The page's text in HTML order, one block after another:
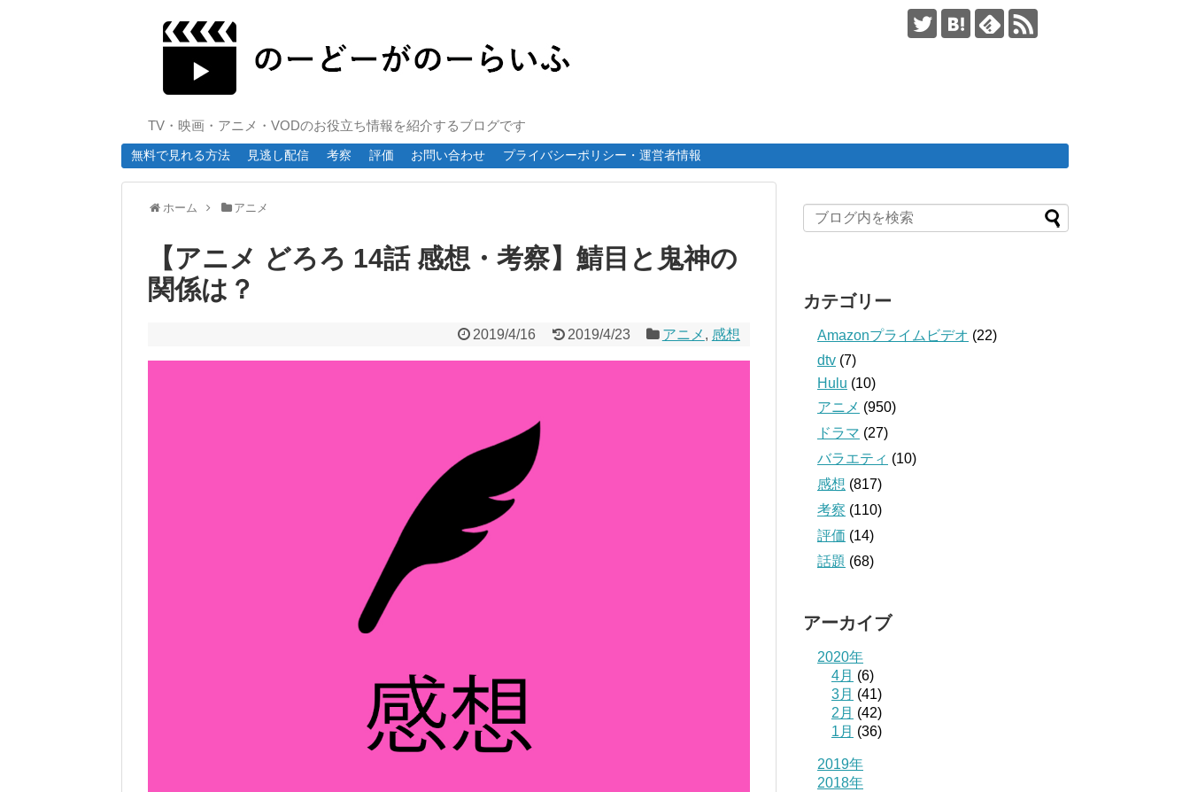
TV・映画・アニメ・VODのお役立ち情報を紹介するブログです
無料で見れる方法 見逃し配信 考察 評価 お問い合わせ プライバシーポリシー・運営者情報
ホーム アニメ
【アニメ どろろ 14話 感想・考察】鯖目と鬼神の
関係は？
2019/4/16 2019/4/23 アニメ , 感想
カテゴリー
Amazonプライムビデオ (22)
dtv (7)
Hulu (10)
アニメ (950)
ドラマ (27)
バラエティ (10)
感想 (817)
考察 (110)
評価 (14)
話題 (68)
アーカイブ
2020年
4月 (6)
3月 (41)
2月 (42)
1月 (36)
2019年
2018年